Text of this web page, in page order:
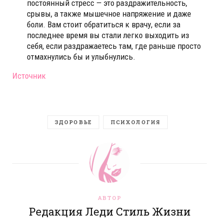
постоянный стресс — это раздражительность,
срывы, а также мышечное напряжение и даже
боли. Вам стоит обратиться к врачу, если за
последнее время вы стали легко выходить из
себя, если раздражаетесь там, где раньше просто
отмахнулись бы и улыбнулись.
Источник
ЗДОРОВЬЕ ПСИХОЛОГИЯ
АВТОР
Редакция Леди Стиль Жизни